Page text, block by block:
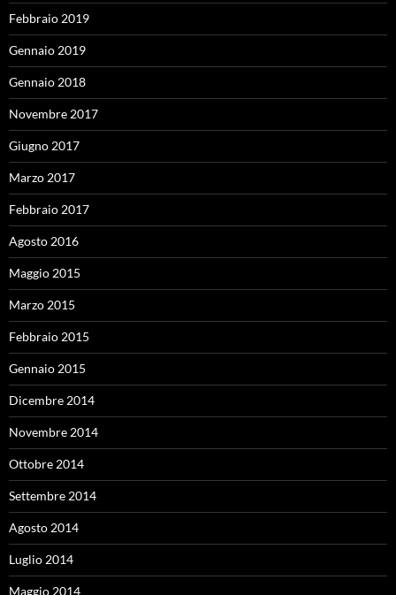
Febbraio 2019
Gennaio 2019
Gennaio 2018
Novembre 2017
Giugno 2017
Marzo 2017
Febbraio 2017
Agosto 2016
Maggio 2015
Marzo 2015
Febbraio 2015
Gennaio 2015
Dicembre 2014
Novembre 2014
Ottobre 2014
Settembre 2014
Agosto 2014
Luglio 2014
Maggio 2014